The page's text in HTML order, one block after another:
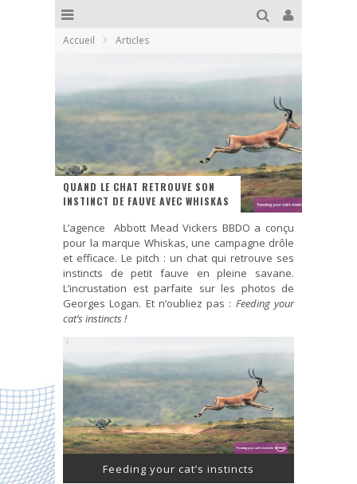
Accueil Articles
QUAND LE CHAT RETROUVE SON
INSTINCT DE FAUVE AVEC WHISKAS
L’agence Abbott Mead Vickers BBDO a conçu
pour la marque Whiskas, une campagne drôle
et efficace. Le pitch : un chat qui retrouve ses
instincts de petit fauve en pleine savane.
L’incrustation est parfaite sur les photos de
Georges Logan. Et n’oubliez pas : Feeding your
cat’s instincts !
Feeding your cat’s instincts